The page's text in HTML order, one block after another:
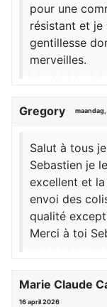
pour une
résistant et
gentillesse
merveilles.
Gregory maandag,
Salut à tous
Sebastien je
excellent et
envoi des
qualité
Merci à toi
Marie Claude
16 april 2026